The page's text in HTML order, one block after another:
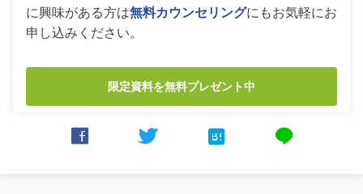
に興味がある方は無料カウンセリングにもお気軽にお
申し込みください。
限定資料を無料プレゼント中
   line